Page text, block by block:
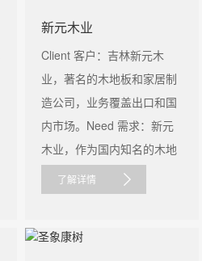
新元木业
Client 客户：吉林新元木
业，著名的木地板和家居制
造公司，业务覆盖出口和国
内市场。Need 需求：新元
木业，作为国内知名的木地
板和家具出......
了解详情